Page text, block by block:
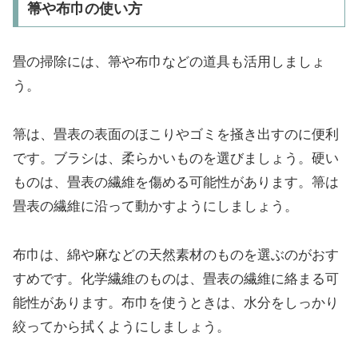
箒や布巾の使い方
畳の掃除には、箒や布巾などの道具も活用しましょ
う。
箒は、畳表の表面のほこりやゴミを掻き出すのに便利
です。ブラシは、柔らかいものを選びましょう。硬い
ものは、畳表の繊維を傷める可能性があります。箒は
畳表の繊維に沿って動かすようにしましょう。
布巾は、綿や麻などの天然素材のものを選ぶのがおす
すめです。化学繊維のものは、畳表の繊維に絡まる可
能性があります。布巾を使うときは、水分をしっかり
絞ってから拭くようにしましょう。